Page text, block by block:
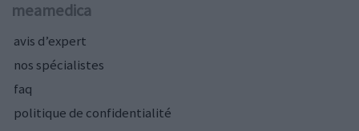
meamedica
avis d’expert
nos spécialistes
faq
politique de confidentialité